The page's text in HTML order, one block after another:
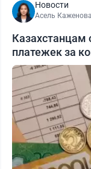
Новости
Асель Каженова
Казахстанцам
платежек за